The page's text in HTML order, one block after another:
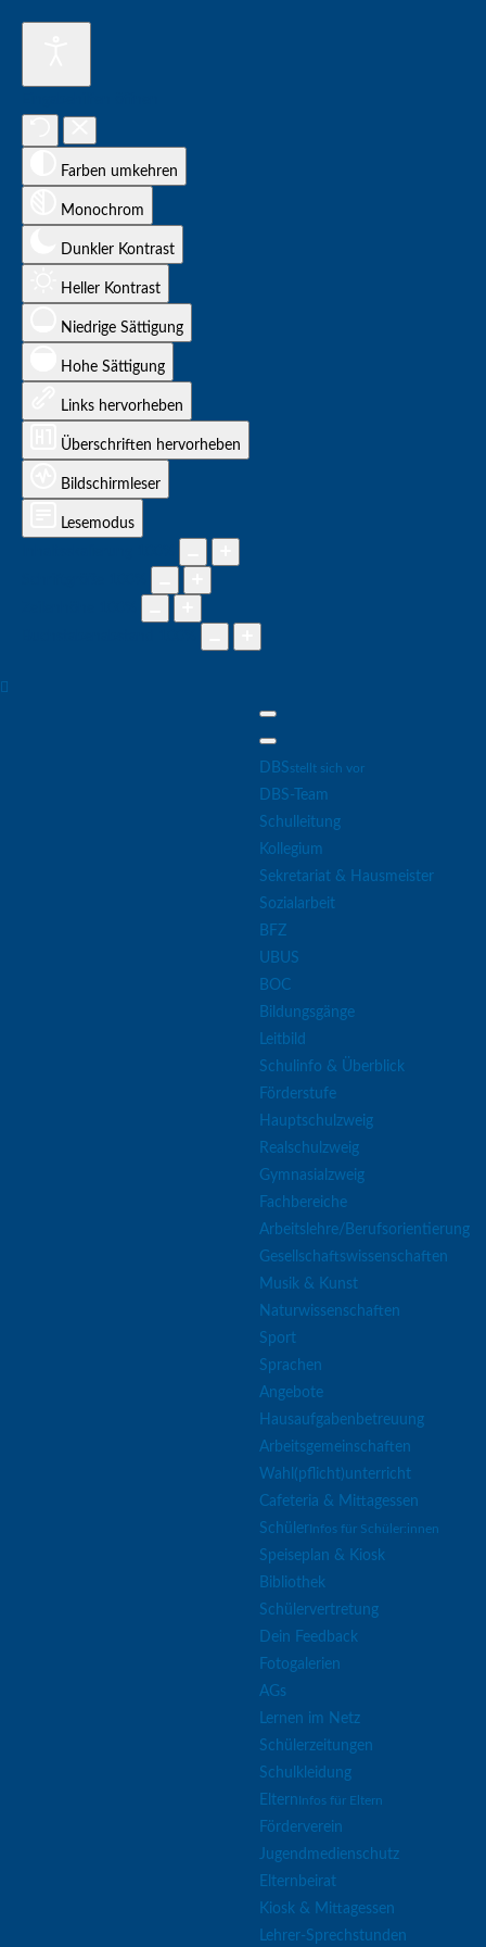
Farben umkehren
Monochrom
Dunkler Kontrast
Heller Kontrast
Niedrige Sättigung
Hohe Sättigung
Links hervorheben
Überschriften hervorheben
Bildschirmleser
Lesemodus
DBSstellt sich vor
DBS-Team
Schulleitung
Kollegium
Sekretariat & Hausmeister
Sozialarbeit
BFZ
UBUS
BOC
Bildungsgänge
Leitbild
Schulinfo & Überblick
Förderstufe
Hauptschulzweig
Realschulzweig
Gymnasialzweig
Fachbereiche
Arbeitslehre/Berufsorientierung
Gesellschaftswissenschaften
Musik & Kunst
Naturwissenschaften
Sport
Sprachen
Angebote
Hausaufgabenbetreuung
Arbeitsgemeinschaften
Wahl(pflicht)unterricht
Cafeteria & Mittagessen
SchülerInfos für Schüler:innen
Speiseplan & Kiosk
Bibliothek
Schülervertretung
Dein Feedback
Fotogalerien
AGs
Lernen im Netz
Schülerzeitungen
Schulkleidung
ElternInfos für Eltern
Förderverein
Jugendmedienschutz
Elternbeirat
Kiosk & Mittagessen
Lehrer-Sprechstunden